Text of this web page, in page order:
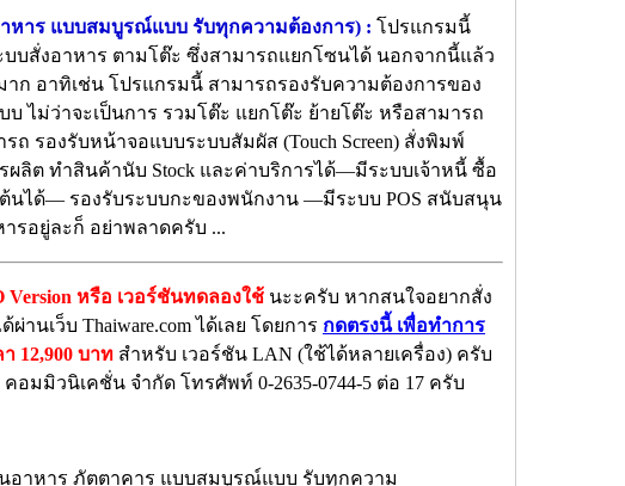
หาร แบบสมบูรณ์แบบ รับทุกความต้องการ) : โปรแกรมนี้
บสั่งอาหาร ตามโต๊ะ ซึ่งสามารถแยกโซนได้ นอกจากนี้แล้ว
ก อาทิเช่น โปรแกรมนี้ สามารถรองรับความต้องการของ
ไม่ว่าจะเป็นการ รวมโต๊ะ แยกโต๊ะ ย้ายโต๊ะ หรือสามารถ
รองรับหน้าจอแบบระบบสัมผัส (Touch Screen) สั่งพิมพ์
ลิต ทำสินค้านับ Stock และค่าบริการได้—มีระบบเจ้าหนี้ ซื้อ
ได้— รองรับระบบกะของพนักงาน —มีระบบ POS สนับสนุน
รอยู่ละก็ อย่าพลาดครับ ...
Version หรือ เวอร์ชันทดลองใช้ นะะครับ หากสนใจอยากสั่ง
นเว็บ Thaiware.com ได้เลย โดยการ กดตรงนี้ เพื่อทำการ
12,900 บาท สำหรับ เวอร์ชัน LAN (ใช้ได้หลายเครื่อง) ครับ
มมิวนิเคชั่น จำกัด โทรศัพท์ 0-2635-0744-5 ต่อ 17 ครับ